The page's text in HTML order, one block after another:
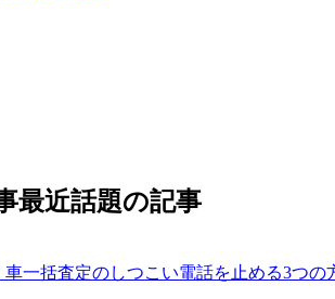
最近話題の記事
車一括査定のしつこい電話を止める3つの